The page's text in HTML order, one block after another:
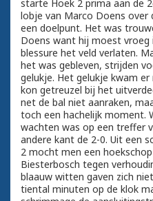
starte Hoek 2 prima aan de
lobje van Marco Doens over
een doelpunt. Het was
Doens want hij moest
blessure het veld verlaten.
het was gebleven, strijden
gelukje. Het gelukje kwam
kon getreuzel bij het
net de bal niet aanraken,
toch een hachelijk moment.
wachten was op een treffer
andere kant de 2-0. Uit een
2 mocht men een
Biesterbosch tegen
blaauw witten gaven zich
tiental minuten op de klok